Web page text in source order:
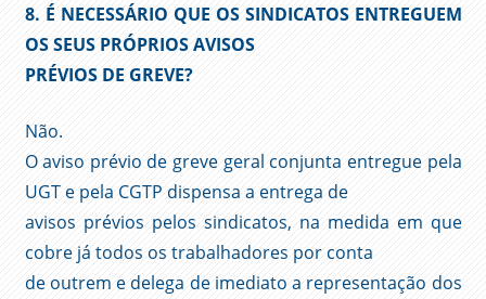
8. É NECESSÁRIO QUE OS SINDICATOS ENTREGUEM
OS SEUS PRÓPRIOS AVISOS
PRÉVIOS DE GREVE?
Não.
O aviso prévio de greve geral conjunta entregue pela
UGT e pela CGTP dispensa a entrega de
avisos prévios pelos sindicatos, na medida em que
cobre já todos os trabalhadores por conta
de outrem e delega de imediato a representação dos